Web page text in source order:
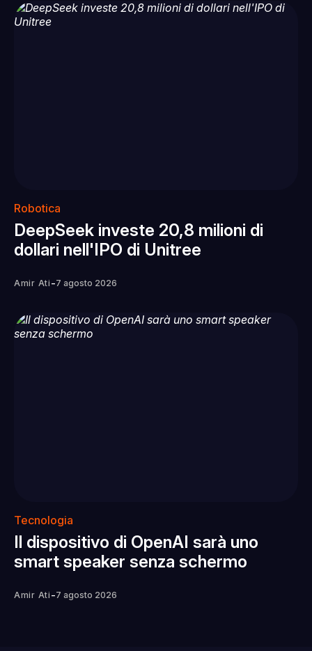
Robotica
DeepSeek investe 20,8 milioni di
dollari nell'IPO di Unitree
Amir Ati -7 agosto 2026
Tecnologia
Il dispositivo di OpenAI sarà uno
smart speaker senza schermo
Amir Ati -7 agosto 2026